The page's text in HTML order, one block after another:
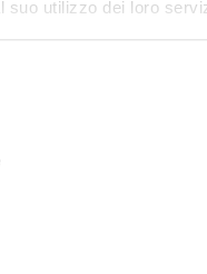
suo utilizzo dei loro